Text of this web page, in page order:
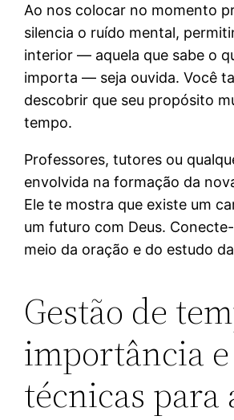
Ao nos colocar no momento
silencia o ruído mental,
interior — aquela que sabe o
importa — seja ouvida. Você
descobrir que seu propósito
tempo.
Professores, tutores ou
envolvida na formação da
Ele te mostra que existe um
um futuro com Deus.
meio da oração e do estudo
Gestão de
importância e
técnicas para